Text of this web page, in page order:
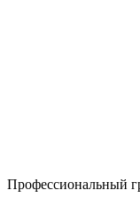
Профессиональный